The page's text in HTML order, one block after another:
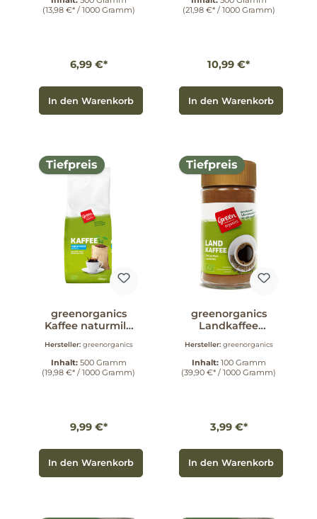
(13,98 €* / 1000 Gramm)
6,99 €*
In den Warenkorb
(21,98 €* / 1000 Gramm)
10,99 €*
In den Warenkorb
Tiefpreis
greenorganics
Kaffee naturmild
Hersteller: greenorganics
Inhalt: 500 Gramm
(19,98 €* / 1000 Gramm)
9,99 €*
In den Warenkorb
Tiefpreis
greenorganics
Landkaffee
g
Hersteller: greenorganics
Inhalt: 100 Gramm
(39,90 €* / 1000 Gramm)
3,99 €*
In den Warenkorb